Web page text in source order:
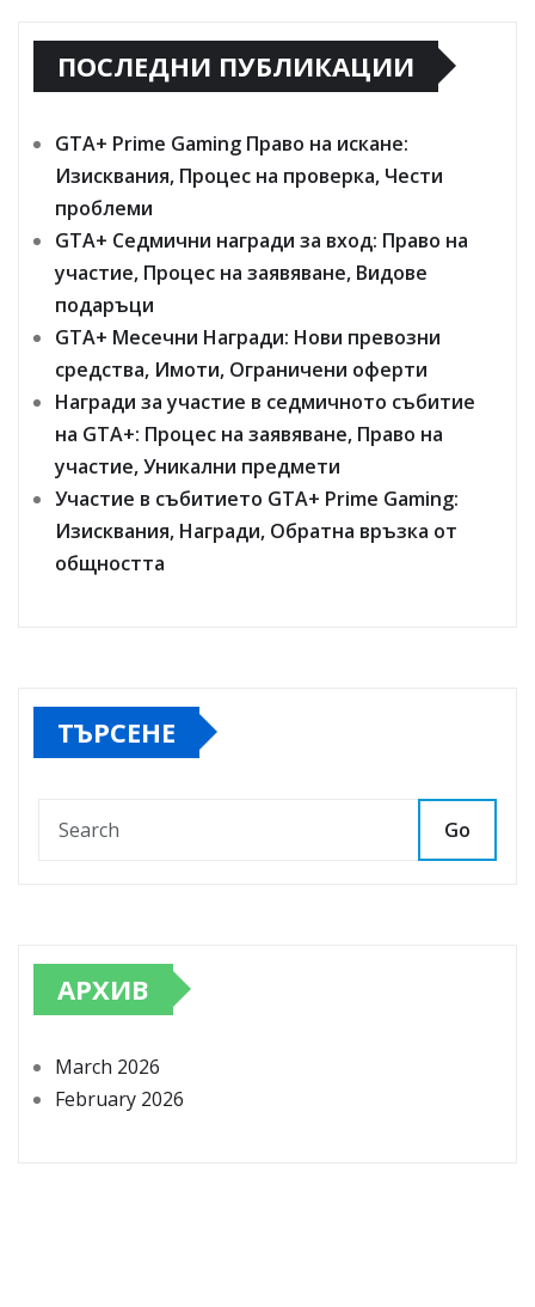
ПОСЛЕДНИ ПУБЛИКАЦИИ
GTA+ Prime Gaming Право на искане:
Изисквания, Процес на проверка, Чести
проблеми
GTA+ Седмични награди за вход: Право на
участие, Процес на заявяване, Видове
подаръци
GTA+ Месечни Награди: Нови превозни
средства, Имоти, Ограничени оферти
Награди за участие в седмичното събитие
на GTA+: Процес на заявяване, Право на
участие, Уникални предмети
Участие в събитието GTA+ Prime Gaming:
Изисквания, Награди, Обратна връзка от
общността
ТЪРСЕНЕ
Go
АРХИВ
March 2026
February 2026